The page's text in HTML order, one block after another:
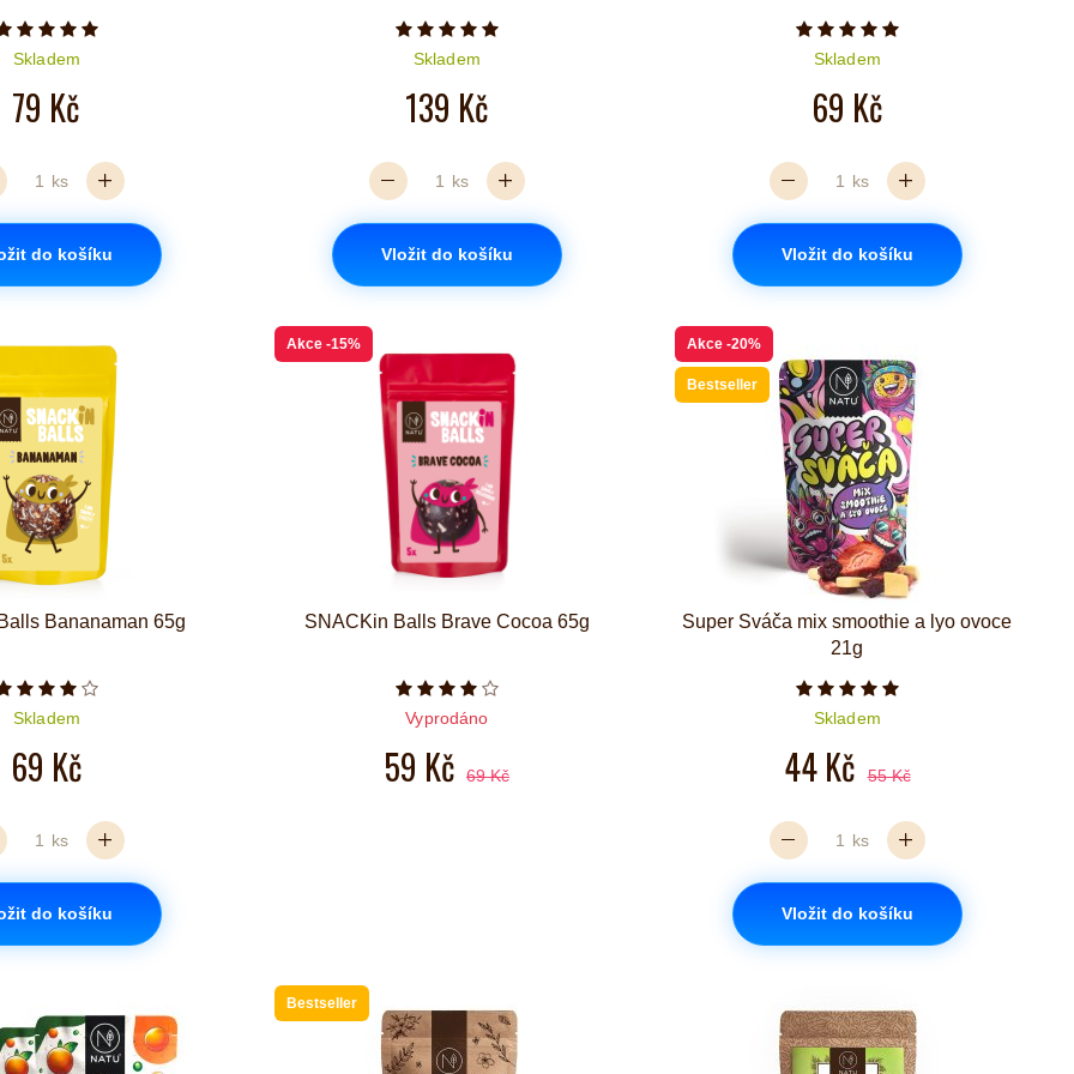
Počet hvězdiček je 5 z 5
Skladem
79 Kč
ks
do košíku
Počet hvězdiček je 5 z 5
Skladem
139 Kč
ks
Vložit do košíku
Počet hvězdiček je 5 z 5
Skladem
69 Kč
ks
Vložit do košíku
Bananaman 65g
Počet hvězdiček je 4 z 5
Skladem
69 Kč
ks
do košíku
Akce -15%
SNACKin Balls Brave Cocoa 65g
Počet hvězdiček je 4 z 5
Vyprodáno
59 Kč 69 Kč
Akce -20%
Bestseller
Super Sváča mix smoothie a lyo ovoce
21g
Počet hvězdiček je 5 z 5
Skladem
44 Kč 55 Kč
ks
Vložit do košíku
Bestseller